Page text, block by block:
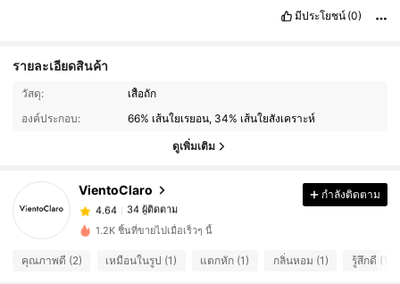
มีประโยชน์ (0)
รายละเอียดสินค้า
วัสดุ:
เสื้อถัก
องค์ประกอบ:
66% เส้นใยเรยอน, 34% เส้นใยสังเคราะห์
ดูเพิ่มเติม
VientoClaro
4.64
34 ผู้ติดตาม
d***8 จ่าย1 วันที่ผ่านมา
กำลังติดตาม
1.2K ชิ้นที่ขายไปเมื่อเร็วๆ นี้
คุณภาพดี (2) เหมือนในรูป (1) แตกหัก (1) กลิ่นหอม (1) รู้สึกดี (1)